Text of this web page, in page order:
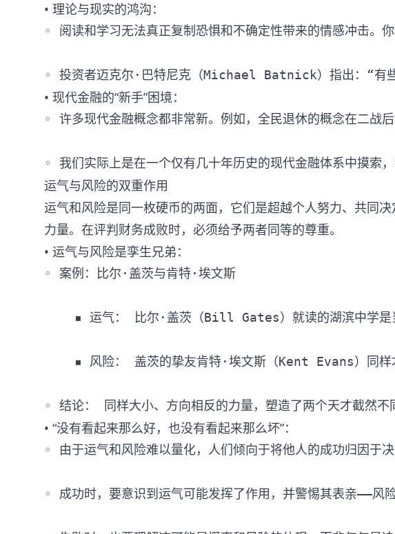
• 理论与现实的鸿沟：
◦ 阅读和学习无法真正复制恐惧和不确定性带来的情感冲击。
• 现代金融的“新手”困境：
◦ 许多现代金融概念都非常新。例如，全民退休的概念在二
运气与风险的双重作用
运气和风险是同一枚硬币的两面，它们是超越个人努力、共同
力量。在评判财务成败时，必须给予两者同等的尊重。
• 运气与风险是孪生兄弟：
◦ 案例：比尔·盖茨与肯特·埃文斯
▪ 运气： 比尔·盖茨（Bill Gates）就读的湖滨中学是
▪ 风险： 盖茨的挚友肯特·埃文斯（Kent Evans）同样
• “没有看起来那么好，也没有看起来那么坏”：
◦ 由于运气和风险难以量化，人们倾向于将他人的成功归因于决
◦ 成功时，要意识到运气可能发挥了作用，并警惕其表亲——风